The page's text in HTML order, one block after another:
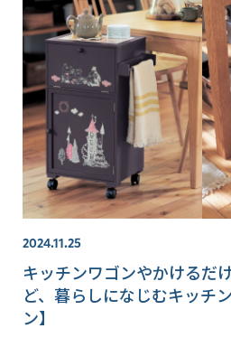
2024.11.25
キッチンワゴンやかけるだ
ど、暮らしになじむキッチ
ン】